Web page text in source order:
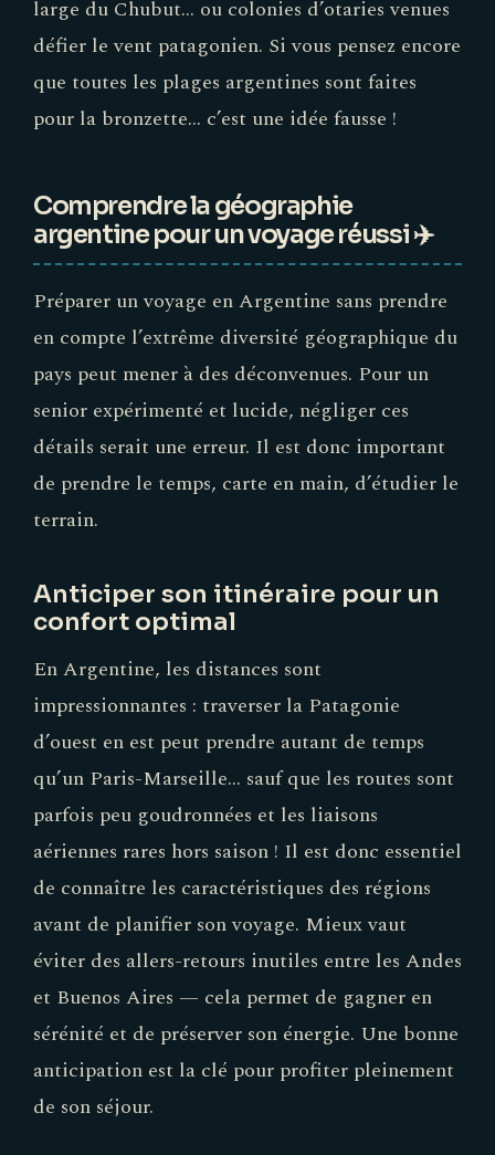
large du Chubut… ou colonies d’otaries venues
défier le vent patagonien. Si vous pensez encore
que toutes les plages argentines sont faites
pour la bronzette… c’est une idée fausse !
Comprendre la géographie
argentine pour un voyage réussi ✈️
Préparer un voyage en Argentine sans prendre
en compte l’extrême diversité géographique du
pays peut mener à des déconvenues. Pour un
senior expérimenté et lucide, négliger ces
détails serait une erreur. Il est donc important
de prendre le temps, carte en main, d’étudier le
terrain.
Anticiper son itinéraire pour un
confort optimal
En Argentine, les distances sont
impressionnantes : traverser la Patagonie
d’ouest en est peut prendre autant de temps
qu’un Paris-Marseille... sauf que les routes sont
parfois peu goudronnées et les liaisons
aériennes rares hors saison ! Il est donc essentiel
de connaître les caractéristiques des régions
avant de planifier son voyage. Mieux vaut
éviter des allers-retours inutiles entre les Andes
et Buenos Aires — cela permet de gagner en
sérénité et de préserver son énergie. Une bonne
anticipation est la clé pour profiter pleinement
de son séjour.